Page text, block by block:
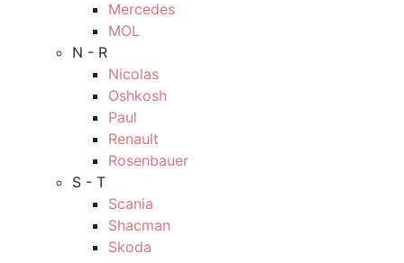
Mercedes
MOL
N - R
Nicolas
Oshkosh
Paul
Renault
Rosenbauer
S - T
Scania
Shacman
Skoda